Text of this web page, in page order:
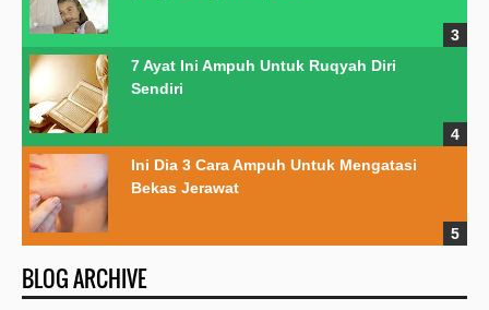
7 Ayat Ini Ampuh Untuk Ruqyah Diri
Sendiri
Ini Dia 3 Cara Ampuh Untuk Mengatasi
Bekas Jerawat
BLOG ARCHIVE